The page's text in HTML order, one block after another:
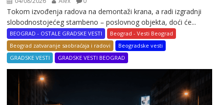
Tokom izvođenja radova na demontaži krana, a radi izgradnji
slobodnostojećeg stambeno – poslovnog objekta, doći će...
BEOGRAD - OSTALE GRADSKE VESTI
Beograd - Vesti Beograd
Beograd zatvaranje saobraćaja i radovi
Beogradske vesti
GRADSKE VESTI
GRADSKE VESTI BEOGRAD